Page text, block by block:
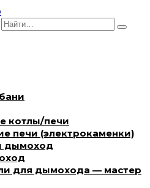
котлы/печи
печи (электрокаменки)
дымоход
для дымохода — мастер